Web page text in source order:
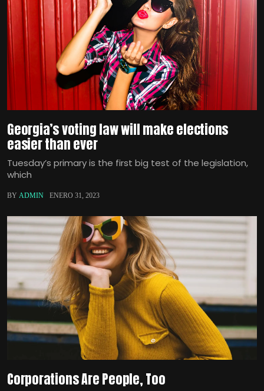
Georgia’s voting law will make elections
easier than ever
Tuesday’s primary is the first big test of the legislation,
which
BY ADMIN ENERO 31, 2023
Corporations Are People, Too